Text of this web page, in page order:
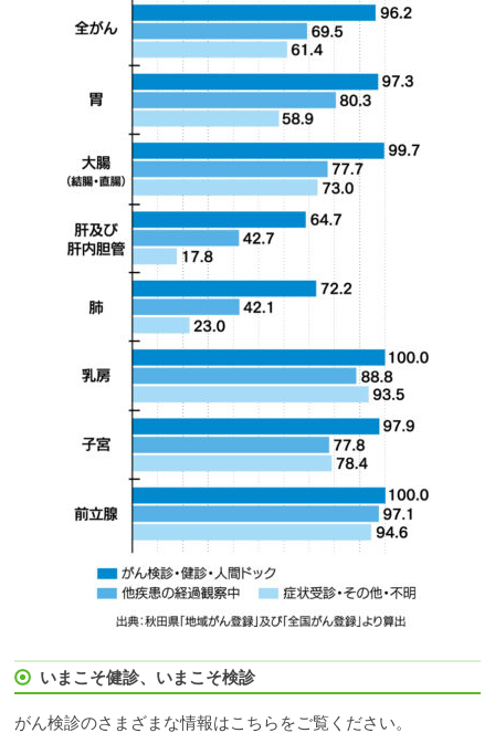
いまこそ健診、いまこそ検診
がん検診のさまざまな情報はこちらをご覧ください。